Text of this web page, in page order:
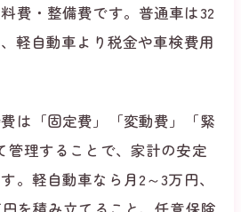
費・整備費です。普通車は32
軽自動車より税金や車検費用
は「固定費」「変動費」「緊
管理することで、家計の安定
。軽自動車なら月2～3万円、